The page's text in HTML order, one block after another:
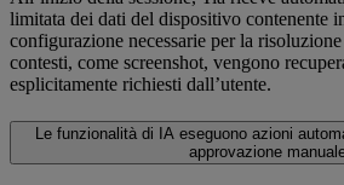
limitata dei dati del dispositivo contenente
configurazione necessarie per la
contesti, come screenshot, vengono
esplicitamente richiesti dall’utente.
Le funzionalità di IA eseguono azioni
approvazione